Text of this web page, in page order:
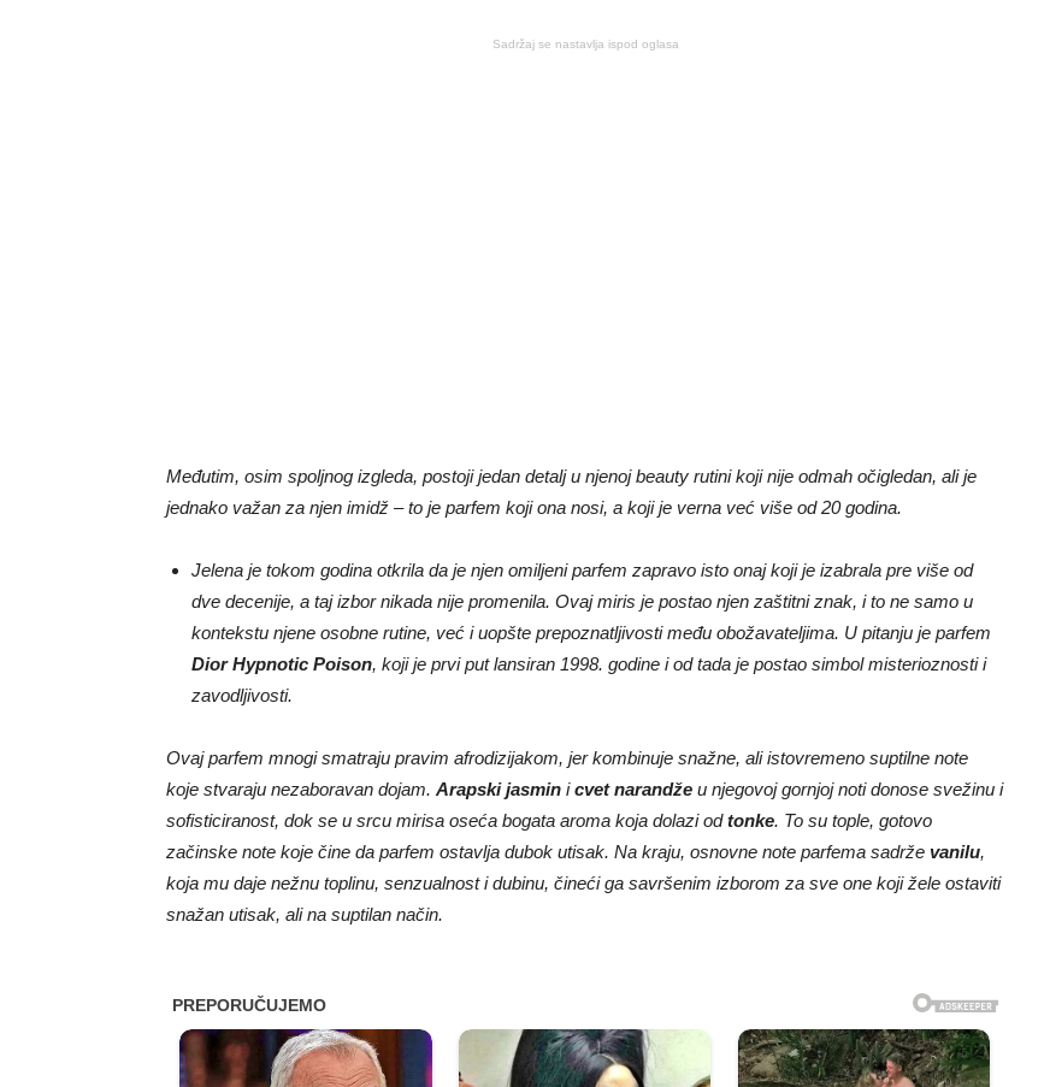
Sadržaj se nastavlja ispod oglasa
Međutim, osim spoljnog izgleda, postoji jedan detalj u njenoj beauty rutini koji nije odmah očigledan, ali je
jednako važan za njen imidž – to je parfem koji ona nosi, a koji je verna već više od 20 godina.
Jelena je tokom godina otkrila da je njen omiljeni parfem zapravo isto onaj koji je izabrala pre više od
dve decenije, a taj izbor nikada nije promenila. Ovaj miris je postao njen zaštitni znak, i to ne samo u
kontekstu njene osobne rutine, već i uopšte prepoznatljivosti među obožavateljima. U pitanju je parfem
Dior Hypnotic Poison, koji je prvi put lansiran 1998. godine i od tada je postao simbol misterioznosti i
zavodljivosti.
Ovaj parfem mnogi smatraju pravim afrodizijakom, jer kombinuje snažne, ali istovremeno suptilne note
koje stvaraju nezaboravan dojam. Arapski jasmin icvet narandže u njegovoj gornjoj noti donose svežinu i
sofisticiranost, dok se u srcu mirisa oseća bogata aroma koja dolazi odtonke. To su tople, gotovo
začinske note koje čine da parfem ostavlja dubok utisak. Na kraju, osnovne note parfema sadrže vanilu,
koja mu daje nežnu toplinu, senzualnost i dubinu, čineći ga savršenim izborom za sve one koji žele ostaviti
snažan utisak, ali na suptilan način.